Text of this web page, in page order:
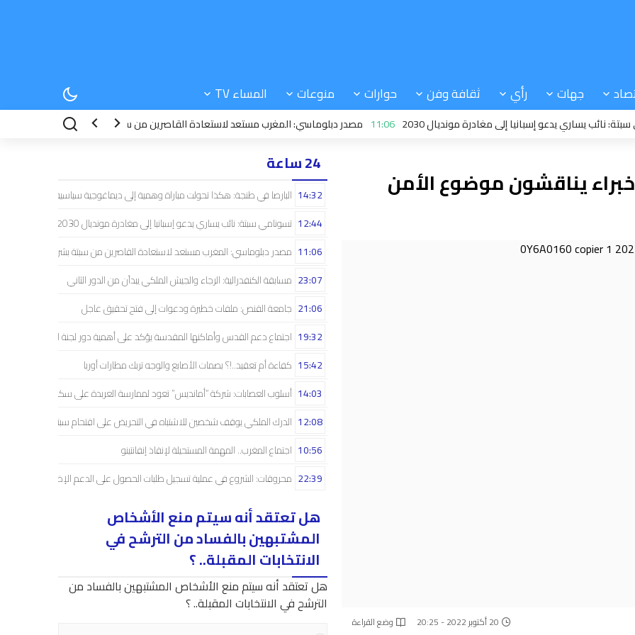
جهات رأي ثقافة وفن حوارات منوعات المساء TV
يساري يدعو إسبانيا إلى مغادرة مونديال 2030 11:06 مصدر دبلوماسي: المغرب مستعد لاستعادة القاصرين من سبتة بشراكة إسبانية 23:07
يناقشون موضوع الأمن
20 أكتوبر 2022 - 20:25 وضع القراءة
24 ساعة
البارصا في طنجة: هكذا تحولت مباراة وهمية إلى ديماغوجية سياسية..! 14:32
تسونامي سبتة: نائب يساري يدعو إسبانيا إلى مغادرة مونديال 2030 12:44
مصدر دبلوماسي: المغرب مستعد لاستعادة القاصرين من سبتة بشراكة إسبانية 11:06
مسابقة الكنفدرالية: الرجاء والجيش الملكي يبدآن من الدور الثاني 23:07
جامعة القنص: ملفات خطيرة ودعوات إلى فتح تحقيق عاجل 21:06
اجتماع دعم القدس وأماكنها المقدسة يؤكد على أهمية دور لجنة القدس 19:32
كفاءة أم تعقيد..!؟ بصمات الأصابع والوجه تربك مطارات أوربا 15:42
أسلوب العصابات: شركة “أمانديس” تعود لممارسة العربدة على سكان الشمال..! 14:03
الدرك الملكي يوقف شخصين للاشتباه في التحريض على اقتحام سبتة 12:08
اجتماع المغرب.. المهمة المستحيلة لإنقاذ إنفانتينو 10:56
محروقات: الشروع في عملية تسجيل طلبات الحصول على الدعم الإضافي 22:39
هل تعتقد أنه سيتم منع الأشخاص
المشتبهين بالفساد من الترشح في
الانتخابات المقبلة.. ؟
هل تعتقد أنه سيتم منع الأشخاص المشتبهين بالفساد من
الترشح في الانتخابات المقبلة.. ؟